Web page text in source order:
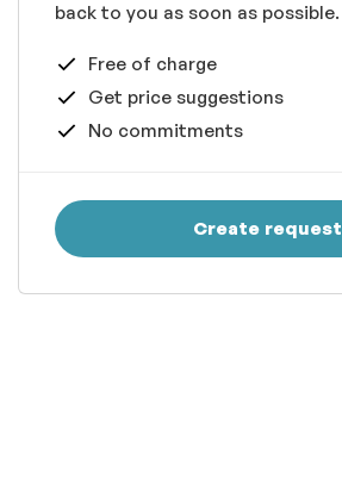
back to you as soon as possible.
Free of charge
Get price suggestions
No commitments
Create request